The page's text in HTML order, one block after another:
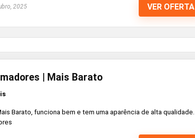
2025 VER OFERTA
| Mais Barato
Barato, funciona bem e tem uma aparência de alta qualidade.